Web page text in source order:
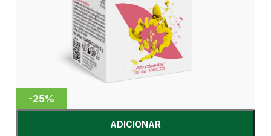
-25%
ADICIONAR